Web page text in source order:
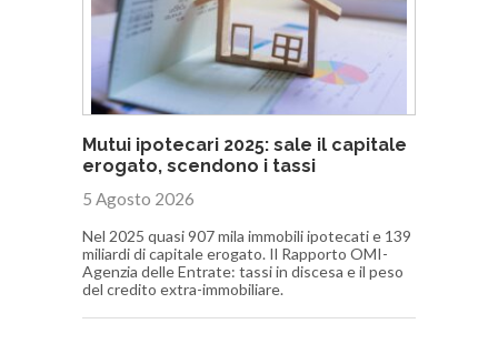
Mutui ipotecari 2025: sale il capitale
erogato, scendono i tassi
5 Agosto 2026
Nel 2025 quasi 907 mila immobili ipotecati e 139
miliardi di capitale erogato. Il Rapporto OMI-
Agenzia delle Entrate: tassi in discesa e il peso
del credito extra-immobiliare.